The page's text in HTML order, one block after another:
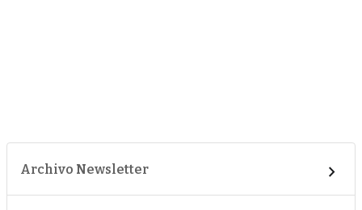
Archivo Newsletter